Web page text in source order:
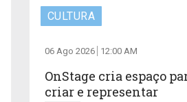
CULTURA
06 Ago 2026 12:00 AM
OnStage cria espaço
criar e representar